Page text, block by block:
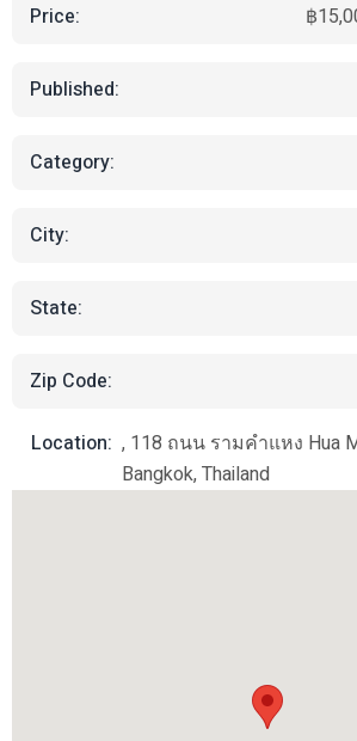
Price: ฿
Published:
Category:
City:
State:
Zip Code:
Location: , 118 ถนน รามคำแหง Hua
Bangkok, Thailand